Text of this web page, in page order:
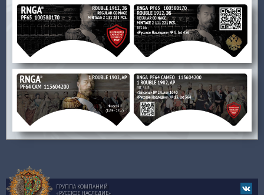
ГРУППА КОМПАНИЙ
«РУССКОЕ НАСЛЕДИЕ»